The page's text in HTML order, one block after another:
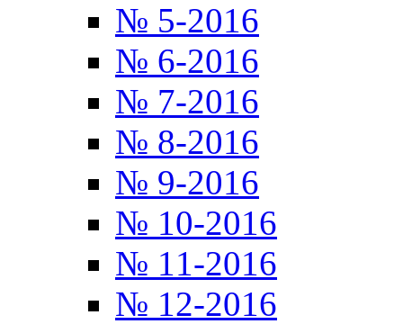
№ 5-2016
№ 6-2016
№ 7-2016
№ 8-2016
№ 9-2016
№ 10-2016
№ 11-2016
№ 12-2016